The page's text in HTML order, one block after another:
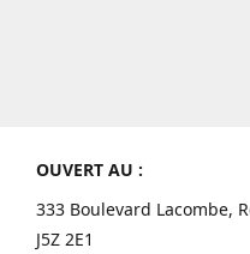
OUVERT AU :
333 Boulevard Lacombe,
J5Z 2E1